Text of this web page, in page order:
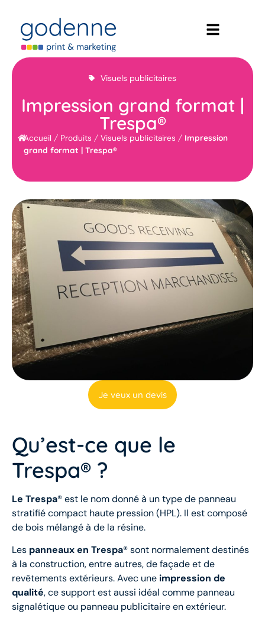
Visuels publicitaires
Impression grand format |
Trespa®
Accueil / Produits /Visuels publicitaires / Impression
grand format | Trespa®
Je veux un devis
Qu’est-ce que le
Trespa® ?
Le Trespa® est le nom donné à un type de panneau
stratifié compact haute pression (HPL). Il est composé
de bois mélangé à de la résine.
Les panneaux en Trespa® sont normalement destinés
à la construction, entre autres, de façade et de
revêtements extérieurs. Avec une impression de
qualité, ce support est aussi idéal comme panneau
signalétique ou panneau publicitaire en extérieur.